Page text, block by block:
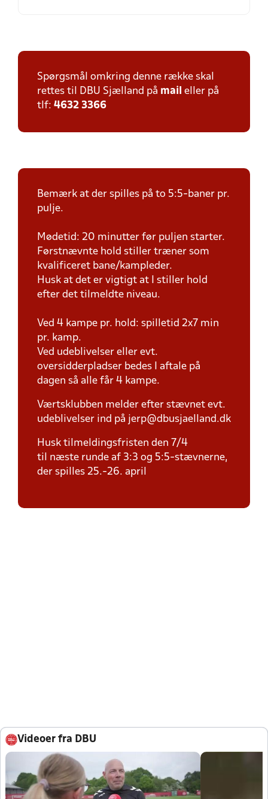
Spørgsmål omkring denne række skal
rettes til DBU Sjælland på mail eller på
tlf: 4632 3366
Bemærk at der spilles på to 5:5-baner pr.
pulje.
Mødetid: 20 minutter før puljen starter.
Førstnævnte hold stiller træner som
kvalificeret bane/kampleder.
Husk at det er vigtigt at I stiller hold
efter det tilmeldte niveau.
Ved 4 kampe pr. hold: spilletid 2x7 min
pr. kamp.
Ved udeblivelser eller evt.
oversidderpladser bedes I aftale på
dagen så alle får 4 kampe.
Værtsklubben melder efter stævnet evt.
udeblivelser ind på jerp@dbusjaelland.dk
Husk tilmeldingsfristen den 7/4
til næste runde af 3:3 og 5:5-stævnerne,
der spilles 25.-26. april
Videoer fra DBU